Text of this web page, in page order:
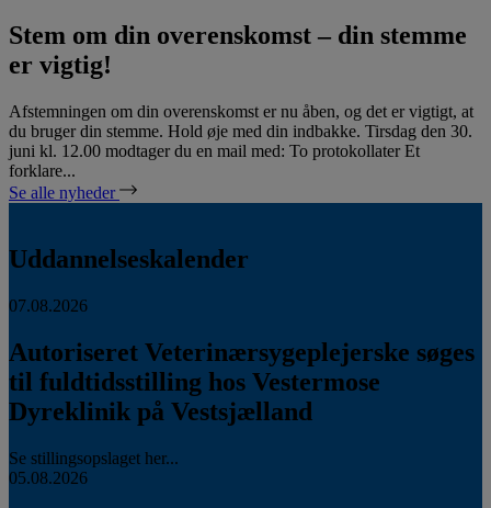
Stem om din overenskomst – din stemme
er vigtig!
Afstemningen om din overenskomst er nu åben, og det er vigtigt, at
du bruger din stemme. Hold øje med din indbakke. Tirsdag den 30.
juni kl. 12.00 modtager du en mail med: To protokollater Et
forklare...
Se alle nyheder
Uddannelseskalender
07.08.2026
Autoriseret Veterinærsygeplejerske søges
til fuldtidsstilling hos Vestermose
Dyreklinik på Vestsjælland
Se stillingsopslaget her...
05.08.2026